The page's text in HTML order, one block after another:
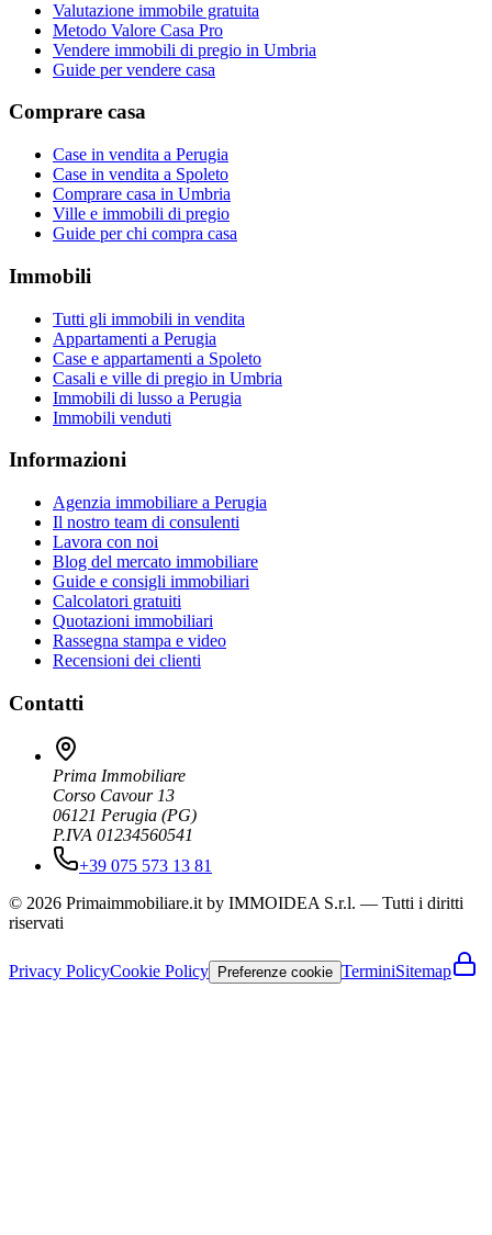
Valutazione immobile gratuita
Metodo Valore Casa Pro
Vendere immobili di pregio in Umbria
Guide per vendere casa
Comprare casa
Case in vendita a Perugia
Case in vendita a Spoleto
Comprare casa in Umbria
Ville e immobili di pregio
Guide per chi compra casa
Immobili
Tutti gli immobili in vendita
Appartamenti a Perugia
Case e appartamenti a Spoleto
Casali e ville di pregio in Umbria
Immobili di lusso a Perugia
Immobili venduti
Informazioni
Agenzia immobiliare a Perugia
Il nostro team di consulenti
Lavora con noi
Blog del mercato immobiliare
Guide e consigli immobiliari
Calcolatori gratuiti
Quotazioni immobiliari
Rassegna stampa e video
Recensioni dei clienti
Contatti
Prima Immobiliare
Corso Cavour 13
06121 Perugia (PG)
P.IVA 01234560541
+39 075 573 13 81
© 2026 Primaimmobiliare.it by IMMOIDEA S.r.l. — Tutti i diritti
riservati
Privacy PolicyCookie Policy Preferenze cookie TerminiSitemap